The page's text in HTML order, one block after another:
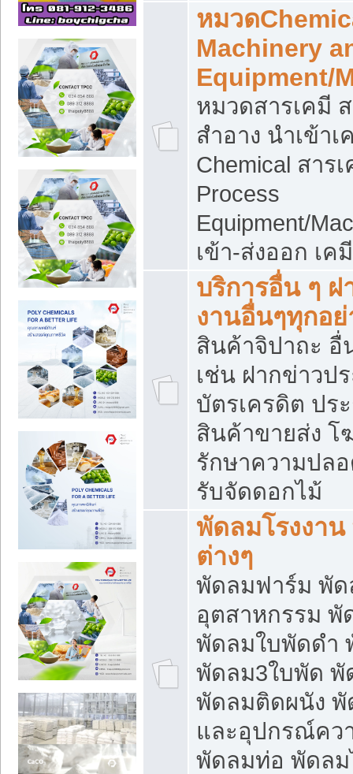
หมวด
Machinery
Equipment/
หมวดสารเคมี
สำอาง นำเข้
Chemical สาร
Process
Equipment/
เข้า-ส่งออก เ
บริการอื่น ๆ
งานอื่นๆทุกอ
สินค้าจิปาถะ อื่
เช่น ฝากข่าวป
บัตรเครดิต ปร
สินค้าขายส่ง
รักษาความปล
รับจัดดอกไม้
พัดลมโรงงา
ต่างๆ
พัดลมฟาร์ม พัด
อุตสาหกรรม
พัดลมใบพัดดำ
พัดลม3ใบพัด พั
พัดลมติดผนัง
และอุปกรณ์คว
พัดลมท่อ พัดลม